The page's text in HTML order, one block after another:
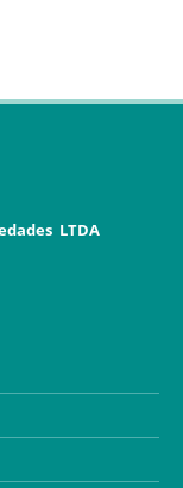
LTDA